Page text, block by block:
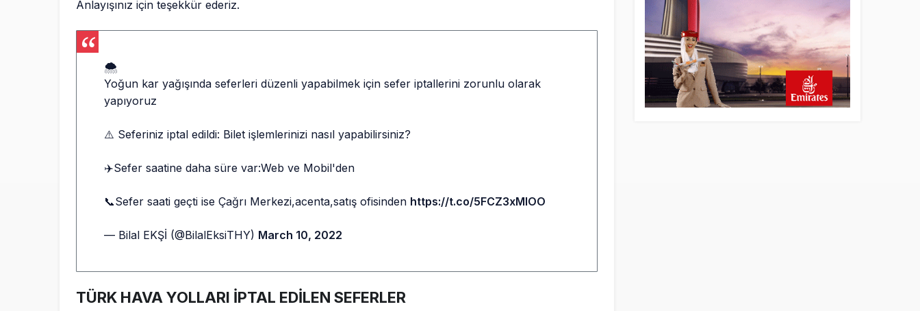
Anlayışınız için teşekkür ederiz.
🌨️
Yoğun kar yağışında seferleri düzenli yapabilmek için sefer iptallerini zorunlu olarak
yapıyoruz
⚠️ Seferiniz iptal edildi: Bilet işlemlerinizi nasıl yapabilirsiniz?
✈️Sefer saatine daha süre var:Web ve Mobil'den
📞Sefer saati geçti ise Çağrı Merkezi,acenta,satış ofisinden https://t.co/5FCZ3xMlOO
— Bilal EKŞİ (@BilalEksiTHY) March 10, 2022
TÜRK HAVA YOLLARI İPTAL EDİLEN SEFERLER
Trump’ı taşıyan Marine One,
yolcu uçağına fazla yaklaştı
14 saat önce
Emirates A380 yolcu